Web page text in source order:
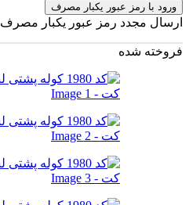
ورود با رمز عبور یکبار مصرف
ارسال مجدد رمز عبور یکبار مصرف
فروخته شده